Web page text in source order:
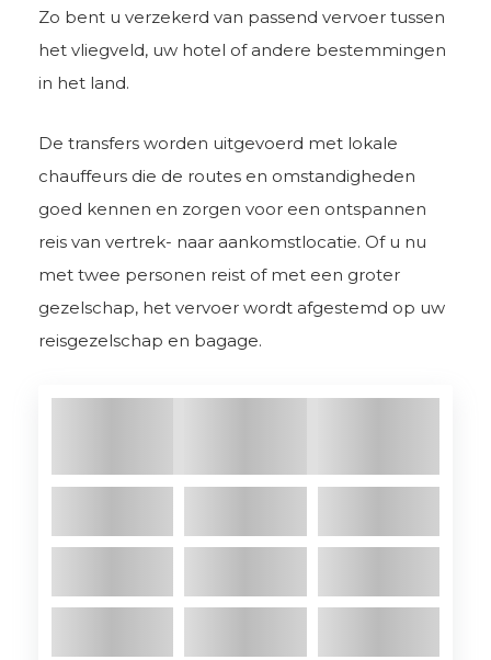
Zo bent u verzekerd van passend vervoer tussen
het vliegveld, uw hotel of andere bestemmingen
in het land.
De transfers worden uitgevoerd met lokale
chauffeurs die de routes en omstandigheden
goed kennen en zorgen voor een ontspannen
reis van vertrek- naar aankomstlocatie. Of u nu
met twee personen reist of met een groter
gezelschap, het vervoer wordt afgestemd op uw
reisgezelschap en bagage.